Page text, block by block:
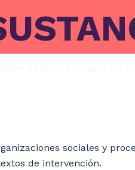
sociales y
de intervención.